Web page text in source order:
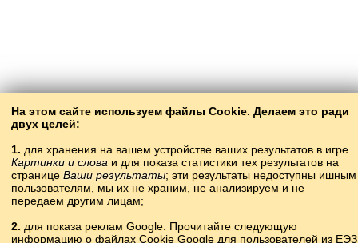
На этом сайте используем файлы Cookie. Делаем это ради
двух целей:
1. для хранения на вашем устройстве ваших результатов в игре
Картинки и слова и для показа статистики тех результатов на
странице Ваши результаты; эти результаты недоступны ишным
пользователям, мы их не храним, не анализируем и не
передаем другим лицам;
2. для показа реклам Google. Прочитайте следующую
информацию о файлах Cookie Google для пользователей из ЕЭЗ